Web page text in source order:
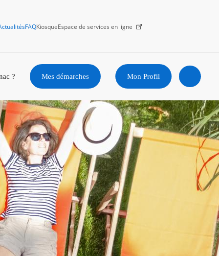
FAQKiosqueEspace de services en ligne
? Mes démarches Mon Profil
Ouvrir
la